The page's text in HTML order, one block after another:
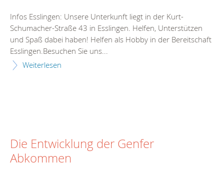
Infos Esslingen: Unsere Unterkunft liegt in der Kurt-
Schumacher-Straße 43 in Esslingen. Helfen, Unterstützen
und Spaß dabei haben! Helfen als Hobby in der Bereitschaft
Esslingen.Besuchen Sie uns...
Weiterlesen
Die Entwicklung der Genfer
Abkommen